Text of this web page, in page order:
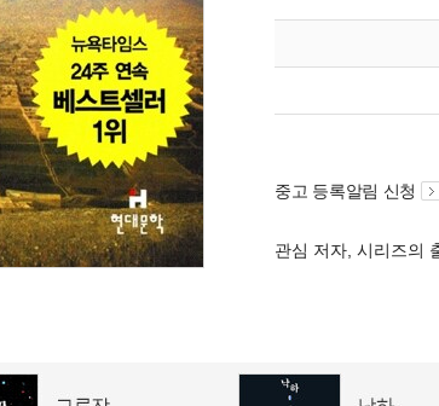
중고 등록알림 신청
관심 저자, 시리즈의